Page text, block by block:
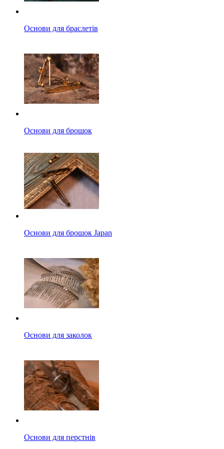
Основи для браслетів
Основи для брошок
Основи для брошок Japan
Основи для заколок
Основи для перстнів